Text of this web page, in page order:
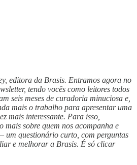
editora da Brasis. Entramos agora no
tendo vocês como leitores todos
seis meses de curadoria minuciosa e,
mais o trabalho para apresentar uma
mais interessante. Para isso,
mais sobre quem nos acompanha e
um questionário curto, com perguntas
e melhorar a Brasis. É só clicar